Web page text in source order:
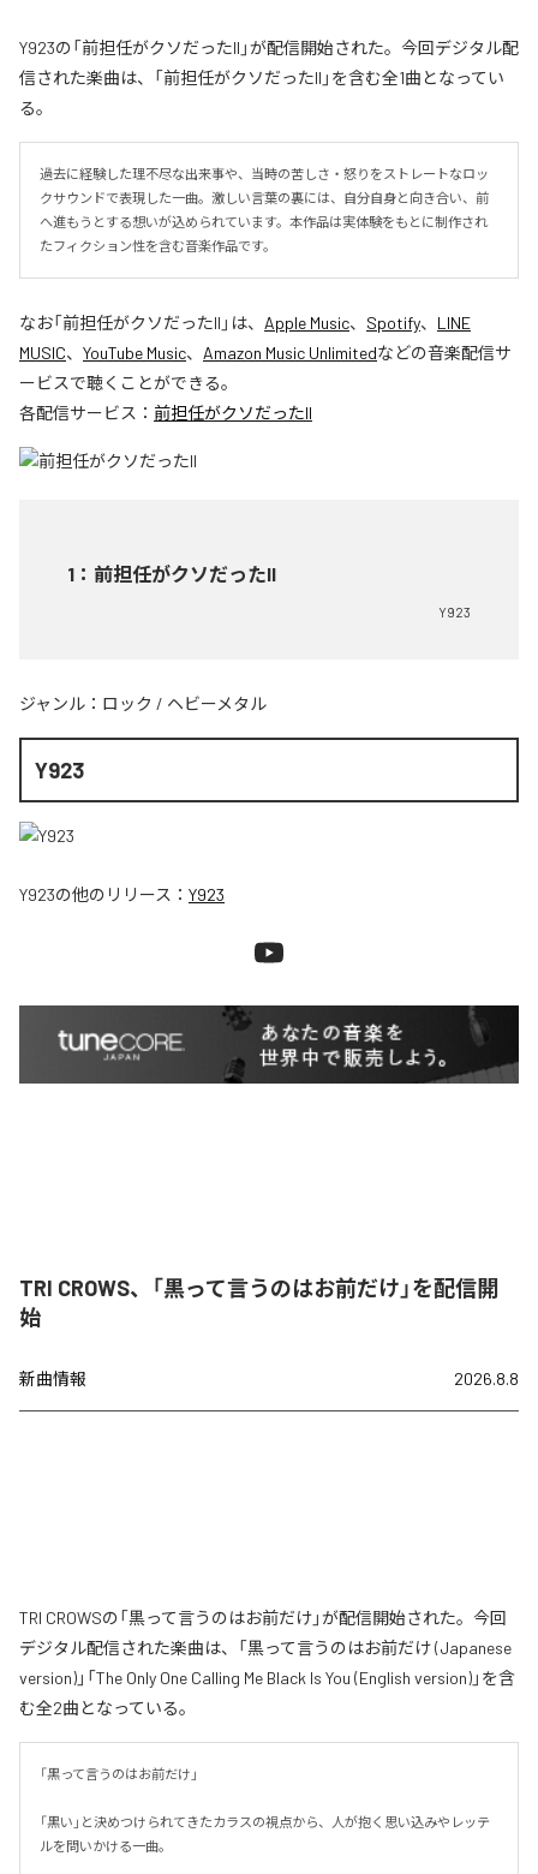
Y923の「前担任がクソだったII」が配信開始された。今回デジタル配
信された楽曲は、「前担任がクソだったII」を含む全1曲となってい
る。
過去に経験した理不尽な出来事や、当時の苦しさ・怒りをストレートなロッ
クサウンドで表現した一曲。激しい言葉の裏には、自分自身と向き合い、前
へ進もうとする想いが込められています。本作品は実体験をもとに制作され
たフィクション性を含む音楽作品です。
なお「前担任がクソだったII 」は、 Apple Music、 Spotify、 LINE
MUSIC、 YouTube Music、 Amazon Music Unlimitedなどの音楽配信サ
ービスで聴くことができる。
各配信サービス： 前担任がクソだったII
1 ： 前担任がクソだったII
Y923
ジャンル： ロック / ヘビーメタル
Y923
Y923の他のリリース： Y923
TRI CROWS、「黒って言うのはお前だけ」を配信開
始
新曲情報 2026.8.8
TRI CROWSの「黒って言うのはお前だけ」が配信開始された。今回
デジタル配信された楽曲は、「黒って言うのはお前だけ (Japanese
version)」「The Only One Calling Me Black Is You (English version)」を含
む全2曲となっている。
「黒って言うのはお前だけ」
「黒い」と決めつけられてきたカラスの視点から、人が抱く思い込みやレッテ
ルを問いかける一曲。